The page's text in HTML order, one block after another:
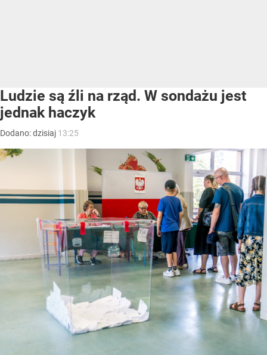
Ludzie są źli na rząd. W sondażu jest
jednak haczyk
Dodano:dzisiaj 13:25